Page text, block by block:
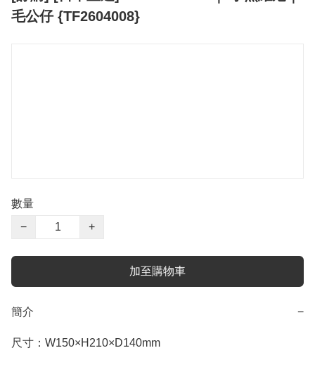
毛公仔 {TF2604008}
數量
−
+
加至購物車
簡介 −
尺寸：W150×H210×D140mm